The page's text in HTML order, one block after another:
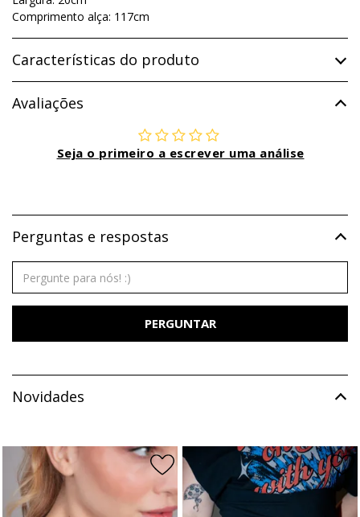
Comprimento alça: 117cm
Características do produto
Avaliações
Seja o primeiro a escrever uma análise
Perguntas e respostas
PERGUNTAR
Novidades